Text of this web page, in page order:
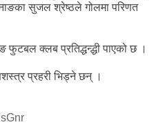
सुजल श्रेष्ठले गोलमा परिणत
क्लब प्रतिद्धन्द्धी पाएको छ ।
प्रहरी भिड्ने छन् ।